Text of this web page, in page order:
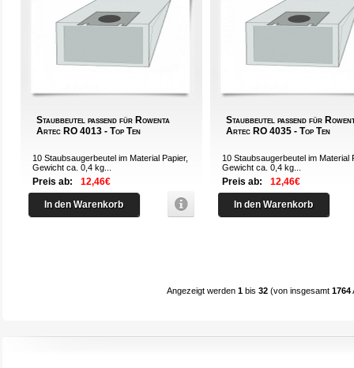
Staubbeutel passend für Rowenta
Artec RO 4013 - Top Ten
10 Staubsaugerbeutel im Material Papier,
Gewicht ca. 0,4 kg...
Preis ab: 12,46€
In den Warenkorb
Staubbeutel passend für
Artec RO 4035 - Top Ten
10 Staubsaugerbeutel im Material
Gewicht ca. 0,4 kg...
Preis ab: 12,46€
In den Warenkorb
Angezeigt werden 1bis 32(von insgesamt 1764